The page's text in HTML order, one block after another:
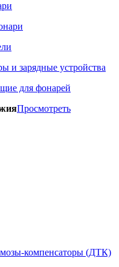
и зарядные устройства
для фонарей
Просмотреть
компенсаторы (ДТК)